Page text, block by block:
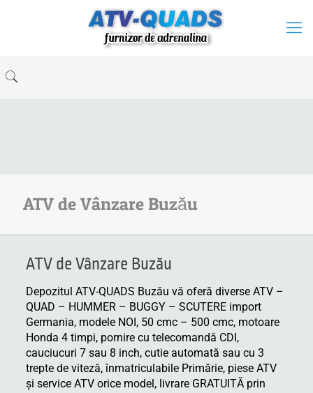
ATV de Vânzare Buzău
ATV de Vânzare Buzău
Depozitul ATV-QUADS Buzău vă oferă diverse ATV –
QUAD – HUMMER – BUGGY – SCUTERE import
Germania, modele NOI, 50 cmc – 500 cmc, motoare
Honda 4 timpi, pornire cu telecomandă CDI,
cauciucuri 7 sau 8 inch, cutie automată sau cu 3
trepte de viteză, înmatriculabile Primărie, piese ATV
şi service ATV orice model, livrare GRATUITĂ prin